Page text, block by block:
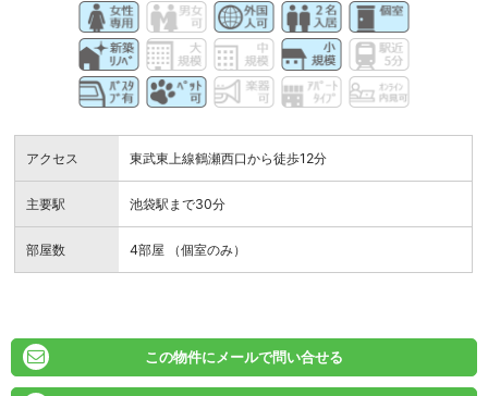
アクセス 東武東上線鶴瀬西口から徒歩12分
主要駅 池袋駅まで30分
部屋数 4部屋 （個室のみ）
この物件にメールで問い合せる